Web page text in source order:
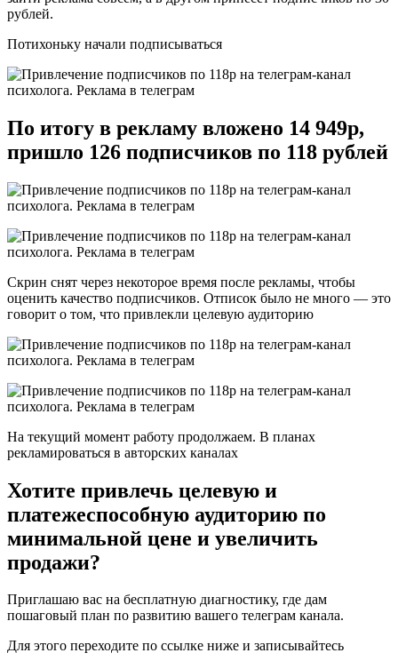
рублей.
Потихоньку начали подписываться
По итогу в рекламу вложено 14 949р,
пришло 126 подписчиков по 118 рублей
Скрин снят через некоторое время после рекламы, чтобы
оценить качество подписчиков. Отписок было не много — это
говорит о том, что привлекли целевую аудиторию
На текущий момент работу продолжаем. В планах
рекламироваться в авторских каналах
Хотите привлечь целевую и
платежеспособную аудиторию по
минимальной цене и увеличить
продажи?
Приглашаю вас на бесплатную диагностику, где дам
пошаговый план по развитию вашего телеграм канала.
Для этого переходите по ссылке ниже и записывайтесь